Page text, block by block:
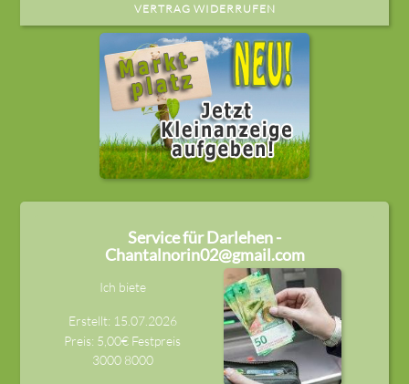
VERTRAG WIDERRUFEN
Service für Darlehen -
Chantalnorin02@gmail.com
Ich biete
Erstellt: 15.07.2026
Preis: 5,00€ Festpreis
3000 8000